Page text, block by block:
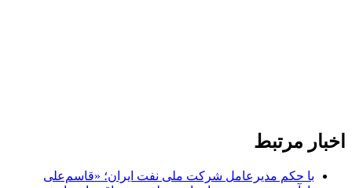
اخبار مرتبط
با حکم مدیرعامل شرکت ملی نفت ایران؛ «قاسم‌علی